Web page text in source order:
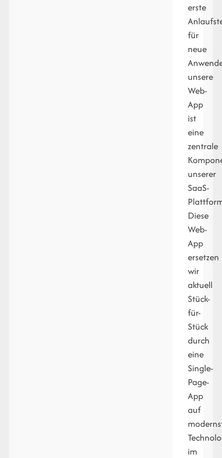
erste
für
neue
unsere
Web-
App
ist
eine
zentrale
unserer
SaaS-
Diese
Web-
App
ersetzen
wir
aktuell
Stück-
für-
Stück
durch
eine
Single-
Page-
App
auf
im